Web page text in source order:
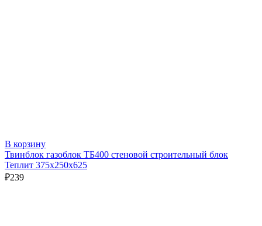
В корзину
Твинблок газоблок ТБ400 стеновой строительный блок
Теплит 375х250х625
₽239